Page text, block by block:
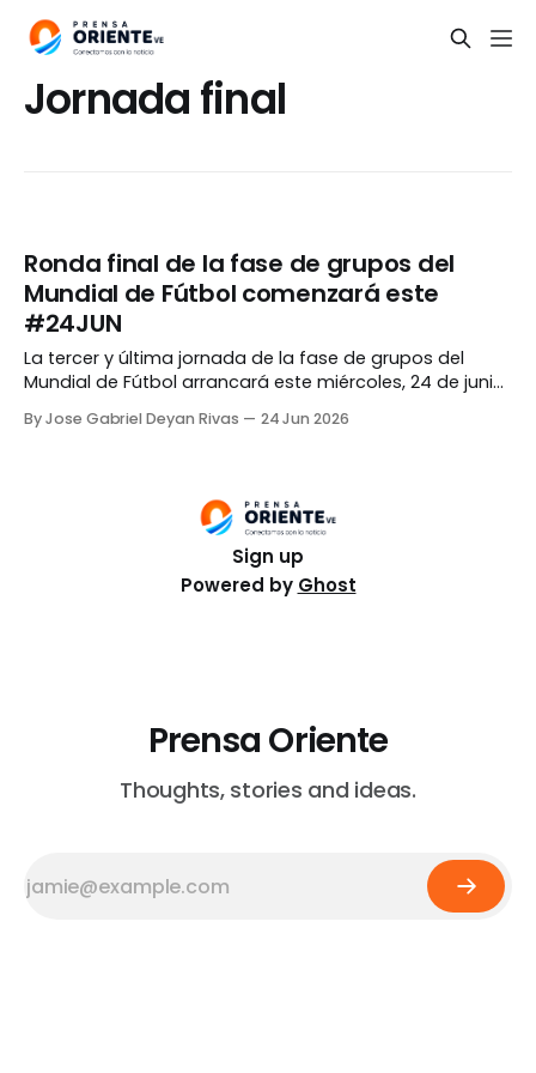
Jornada final
Ronda final de la fase de grupos del
Mundial de Fútbol comenzará este
#24JUN
La tercer y última jornada de la fase de grupos del
Mundial de Fútbol arrancará este miércoles, 24 de junio,
llegando hasta seis. Para el día de hoy se jugarán los
By Jose Gabriel Deyan Rivas 24 Jun 2026
Sign up
Powered by Ghost
Prensa Oriente
Thoughts, stories and ideas.